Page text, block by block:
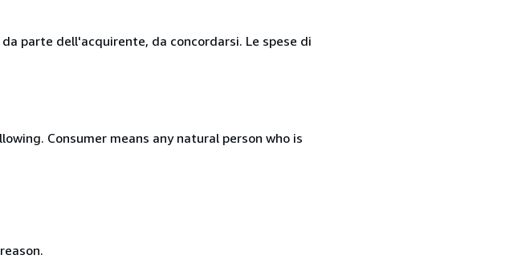
parte dell'acquirente, da concordarsi. Le spese di
Consumer means any natural person who is